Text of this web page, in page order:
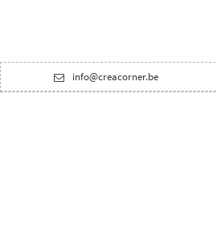
info@creacorner.be